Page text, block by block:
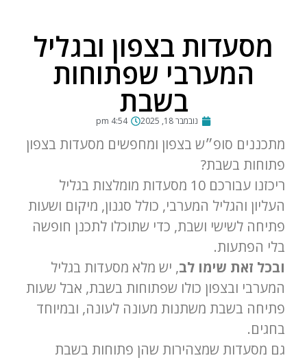
מסעדות בצפון ובגליל
המערבי שפתוחות
בשבת
נובמבר 18, 2025 4:54 pm
מתכננים סופ״ש בצפון ומחפשים מסעדות בצפון
פתוחות בשבת?
ריכזנו עבורכם 10 מסעדות מומלצות בגליל
העליון והגליל המערבי, כולל סגנון, מיקום ושעות
פתיחה לשישי ושבת, כדי שתוכלו לתכנן חופשה
בלי הפתעות.
ובכל זאת שימו לב, יש מלא מסעדות בגליל
המערבי ובצפון כולו שפתוחות בשבת, אבל שעות
פתיחה בשבת משתנות מעונה לעונה, ובמיוחד
בחגים.
גם מסעדות שמצהירות שהן פתוחות בשבת